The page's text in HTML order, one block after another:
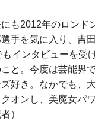
も2012年のロン
手を気に入り、吉
インタビューを受
と。今度は芸能界
好き。なかでも、
オンし、美魔女パ
）